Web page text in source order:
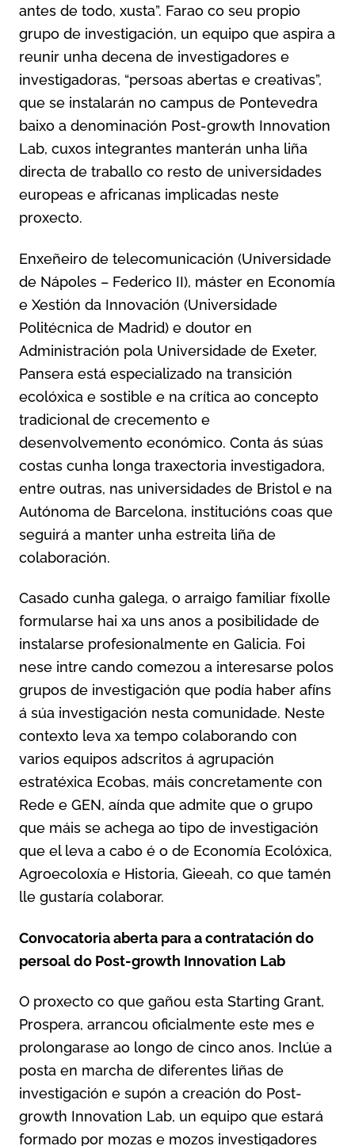
antes de todo, xusta”. Farao co seu propio
grupo de investigación, un equipo que aspira a
reunir unha decena de investigadores e
investigadoras, “persoas abertas e creativas”,
que se instalarán no campus de Pontevedra
baixo a denominación Post-growth Innovation
Lab, cuxos integrantes manterán unha liña
directa de traballo co resto de universidades
europeas e africanas implicadas neste
proxecto.
Enxeñeiro de telecomunicación (Universidade
de Nápoles – Federico II), máster en Economía
e Xestión da Innovación (Universidade
Politécnica de Madrid) e doutor en
Administración pola Universidade de Exeter,
Pansera está especializado na transición
ecolóxica e sostible e na crítica ao concepto
tradicional de crecemento e
desenvolvemento económico. Conta ás súas
costas cunha longa traxectoria investigadora,
entre outras, nas universidades de Bristol e na
Autónoma de Barcelona, institucións coas que
seguirá a manter unha estreita liña de
colaboración.
Casado cunha galega, o arraigo familiar fíxolle
formularse hai xa uns anos a posibilidade de
instalarse profesionalmente en Galicia. Foi
nese intre cando comezou a interesarse polos
grupos de investigación que podía haber afíns
á súa investigación nesta comunidade. Neste
contexto leva xa tempo colaborando con
varios equipos adscritos á agrupación
estratéxica Ecobas, máis concretamente con
Rede e GEN, aínda que admite que o grupo
que máis se achega ao tipo de investigación
que el leva a cabo é o de Economía Ecolóxica,
Agroecoloxía e Historia, Gieeah, co que tamén
lle gustaría colaborar.
Convocatoria aberta para a contratación do
persoal do Post-growth Innovation Lab
O proxecto co que gañou esta Starting Grant,
Prospera, arrancou oficialmente este mes e
prolongarase ao longo de cinco anos. Inclúe a
posta en marcha de diferentes liñas de
investigación e supón a creación do Post-
growth Innovation Lab, un equipo que estará
formado por mozas e mozos investigadores